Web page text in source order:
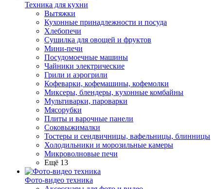
Техника для кухни
Вытяжки
Кухонные принадлежности и посуда
Хлебопечи
Сушилка для овощей и фруктов
Мини-печи
Посудомоечные машины
Чайники электрические
Грили и аэрогрили
Кофеварки, кофемашины, кофемолки
Миксеры, блендеры, кухонные комбайны
Мультиварки, пароварки
Мясорубки
Плиты и варочные панели
Соковыжималки
Тостеры и сендвичницы, вафельницы, блинницы
Холодильники и морозильные камеры
Микроволновые печи
Ещё 13
Фото-видео техника